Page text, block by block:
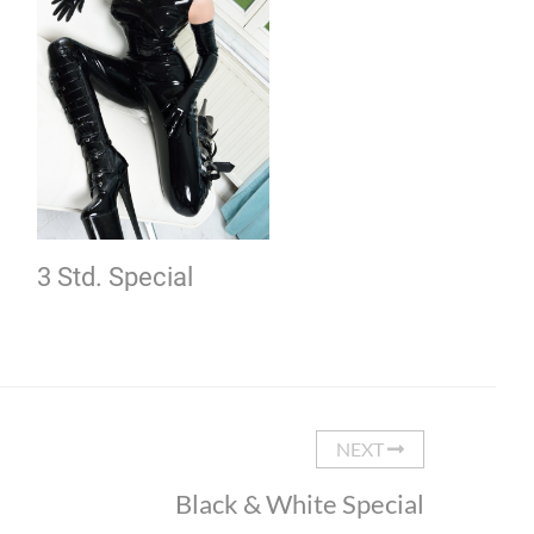
3 Std. Special
NEXT
Black & White Special